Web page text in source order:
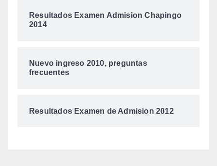
Resultados Examen Admision Chapingo
2014
Nuevo ingreso 2010, preguntas
frecuentes
Resultados Examen de Admision 2012